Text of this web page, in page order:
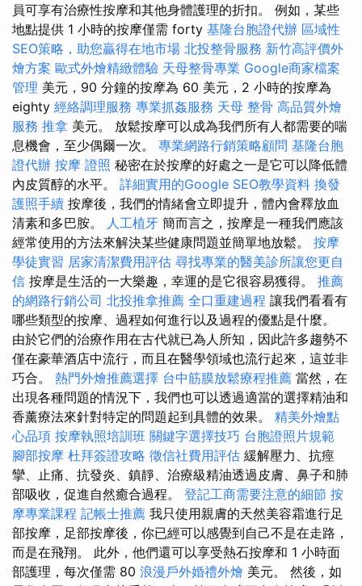
員可享有治療性按摩和其他身體護理的折扣。 例如，某些
地點提供 1 小時的按摩僅需 forty 基隆台胞證代辦 區域性
SEO策略，助您贏得在地市場 北投整骨服務 新竹高評價外
燴方案 歐式外燴精緻體驗 天母整骨專業 Google商家檔案
管理 美元，90 分鐘的按摩為 60 美元，2 小時的按摩為
eighty 經絡調理服務 專業抓姦服務 天母 整骨 高品質外燴
服務 推拿 美元。 放鬆按摩可以成為我們所有人都需要的喘
息機會，至少偶爾一次。 專業網路行銷策略顧問 基隆台胞
證代辦 按摩 證照 秘密在於按摩的好處之一是它可以降低體
內皮質醇的水平。 詳細實用的Google SEO教學資料 換發
護照手續 按摩後，我們的情緒會立即提升，體內會釋放血
清素和多巴胺。
人工植牙 簡而言之，按摩是一種我們應該
經常使用的方法來解決某些健康問題並簡單地放鬆。 按摩
學徒實習 居家清潔費用評估 尋找專業的醫美診所讓您更自
信 按摩是生活的一大樂趣，幸運的是它很容易獲得。 推薦
的網路行銷公司 北投推拿推薦 全口重建過程 讓我們看看有
哪些類型的按摩、過程如何進行以及過程的優點是什麼。
由於它們的治療作用在古代就已為人所知，因此許多趨勢不
僅在豪華酒店中流行，而且在醫學領域也流行起來，這並非
巧合。 熱門外燴推薦選擇 台中筋膜放鬆療程推薦 當然，在
出現各種問題的情況下，我們也可以透過適當的選擇精油和
香薰療法來針對特定的問題起到具體的效果。 精美外燴點
心品項 按摩執照培訓班 關鍵字選擇技巧 台胞證照片規範
腳部按摩 杜拜簽證攻略 徵信社費用評估 緩解壓力、抗痙
攣、止痛、抗發炎、鎮靜、治療級精油透過皮膚、鼻子和肺
部吸收，促進自然癒合過程。 登記工商需要注意的細節 按
摩專業課程 記帳士推薦 我只使用親膚的天然美容霜進行足
部按摩，足部按摩後，你已經可以感覺到自己不是在走路，
而是在飛翔。 此外，他們還可以享受熱石按摩和 1 小時面
部護理，每次僅需 80 浪漫戶外婚禮外燴 美元。 然後，如